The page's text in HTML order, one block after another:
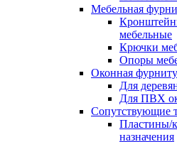
Мебельная
мебельные
Крючки
Опоры
Оконная
Для
Для ПВХ
Сопутствующие
Пластины/
назначения